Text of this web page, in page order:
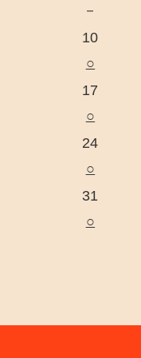
－
10
○
17
○
24
○
31
○